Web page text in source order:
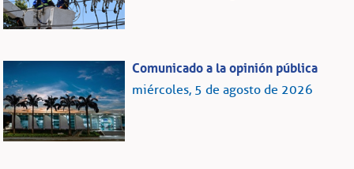
Comunicado a la opinión pública
miércoles, 5 de agosto de 2026